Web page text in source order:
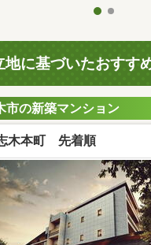
地に基づいたおすす
市の新築マンション
木本町 先着順